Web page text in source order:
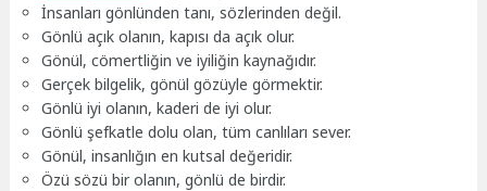
İnsanları gönlünden tanı, sözlerinden değil.
Gönlü açık olanın, kapısı da açık olur.
Gönül, cömertliğin ve iyiliğin kaynağıdır.
Gerçek bilgelik, gönül gözüyle görmektir.
Gönlü iyi olanın, kaderi de iyi olur.
Gönlü şefkatle dolu olan, tüm canlıları sever.
Gönül, insanlığın en kutsal değeridir.
Özü sözü bir olanın, gönlü de birdir.